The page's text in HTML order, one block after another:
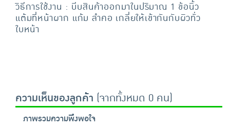
วิธีการใช้งาน : บีบสินค้าออกมาในปริมาณ 1 ข้อนิ้ว
แต้มที่หน้าผาก แก้ม ลำคอ เกลี่ยให้เข้ากันกับผิวทั่ว
ใบหน้า
ความเห็นของลูกค้า (จากทั้งหมด 0 คน)
ภาพรวมความพึงพอใจ